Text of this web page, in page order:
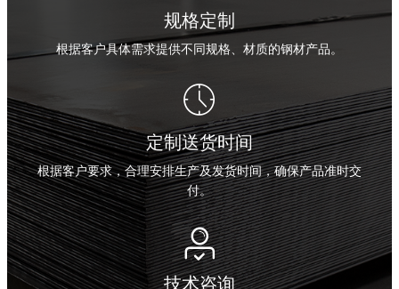
规格定制
根据客户具体需求提供不同规格、材质的钢材产品。

定制送货时间
根据客户要求，合理安排生产及发货时间，确保产品准时交
付。
